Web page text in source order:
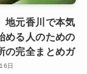
地元香川で本気
める人のための
の完全まとめガ
日